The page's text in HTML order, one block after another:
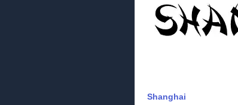
Shanghai